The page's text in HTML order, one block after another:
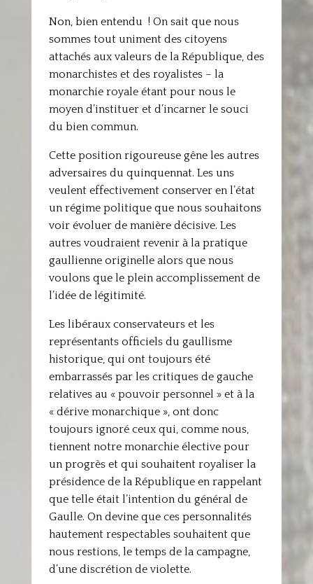
Non, bien entendu ! On sait que nous
sommes tout uniment des citoyens
attachés aux valeurs de la République, des
monarchistes et des royalistes – la
monarchie royale étant pour nous le
moyen d’instituer et d’incarner le souci
du bien commun.
Cette position rigoureuse gêne les autres
adversaires du quinquennat. Les uns
veulent effectivement conserver en l’état
un régime politique que nous souhaitons
voir évoluer de manière décisive. Les
autres voudraient revenir à la pratique
gaullienne originelle alors que nous
voulons que le plein accomplissement de
l’idée de légitimité.
Les libéraux conservateurs et les
représentants officiels du gaullisme
historique, qui ont toujours été
embarrassés par les critiques de gauche
relatives au « pouvoir personnel » et à la
« dérive monarchique », ont donc
toujours ignoré ceux qui, comme nous,
tiennent notre monarchie élective pour
un progrès et qui souhaitent royaliser la
présidence de la République en rappelant
que telle était l’intention du général de
Gaulle. On devine que ces personnalités
hautement respectables souhaitent que
nous restions, le temps de la campagne,
d’une discrétion de violette.